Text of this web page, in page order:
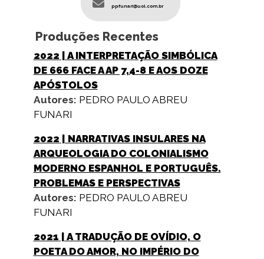
ppfunari@uol.com.br
Produções Recentes
2022 | A INTERPRETAÇÃO SIMBÓLICA
DE 666 FACE A AP 7,4-8 E AOS DOZE
APÓSTOLOS
Autores: PEDRO PAULO ABREU
FUNARI
2022 | NARRATIVAS INSULARES NA
ARQUEOLOGIA DO COLONIALISMO
MODERNO ESPANHOL E PORTUGUÊS.
PROBLEMAS E PERSPECTIVAS
Autores: PEDRO PAULO ABREU
FUNARI
2021 | A TRADUÇÃO DE OVÍDIO, O
POETA DO AMOR, NO IMPÉRIO DO